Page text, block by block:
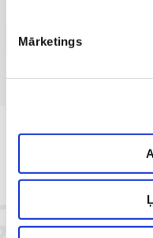
Mārketings
Mūsu